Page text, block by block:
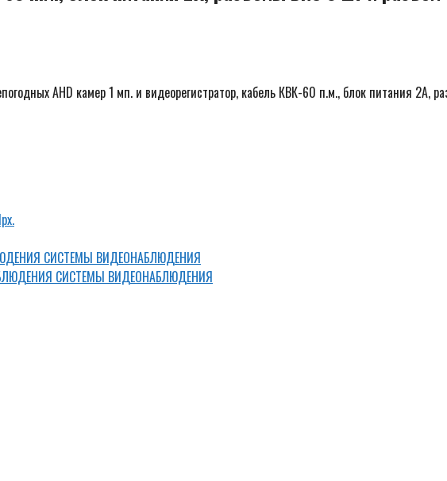
AHD камер 1 мп. и видеорегистратор, кабель КВК-60 п.м., блок питания 2А,
CИСТЕМЫ ВИДЕОНАБЛЮДЕНИЯ